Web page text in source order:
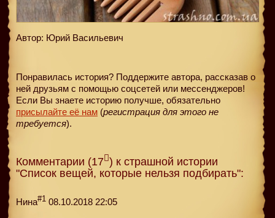
Автор: Юрий Васильевич
Понравилась история? Поддержите автора, рассказав о
ней друзьям с помощью соцсетей или мессенджеров!
Если Вы знаете историю получше, обязательно
присылайте её нам (регистрация для этого не
требуется).
Комментарии (17 ) к страшной истории
"Список вещей, которые нельзя подбирать":
Нина#1 08.10.2018 22:05